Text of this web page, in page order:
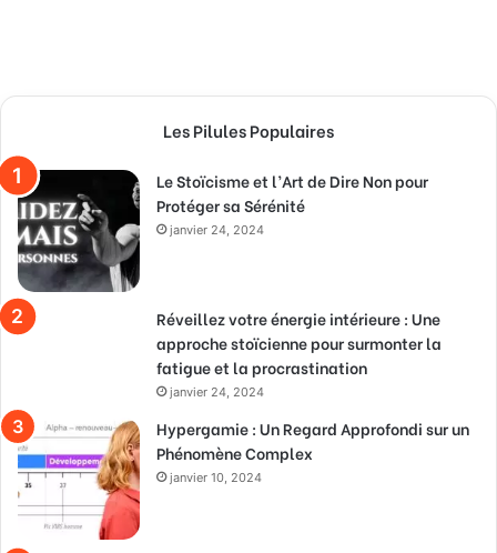
Les Pilules Populaires
Le Stoïcisme et l’Art de Dire Non pour
Protéger sa Sérénité
janvier 24, 2024
Réveillez votre énergie intérieure : Une
approche stoïcienne pour surmonter la
fatigue et la procrastination
janvier 24, 2024
Hypergamie : Un Regard Approfondi sur un
Phénomène Complex
janvier 10, 2024